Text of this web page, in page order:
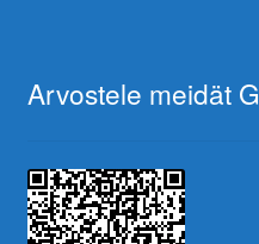
Arvostele meidät